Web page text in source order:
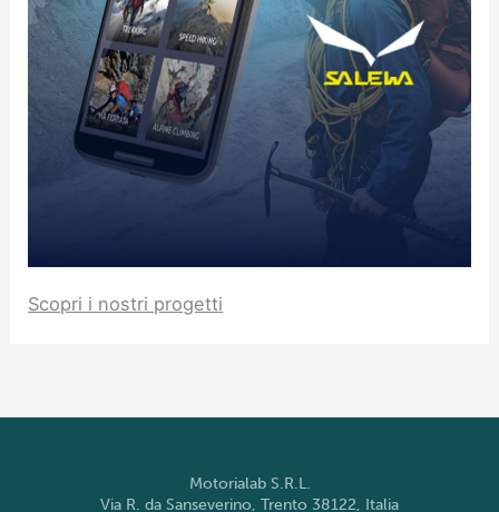
Scopri i nostri progetti
Motorialab S.R.L.
Via R. da Sanseverino, Trento 38122, Italia